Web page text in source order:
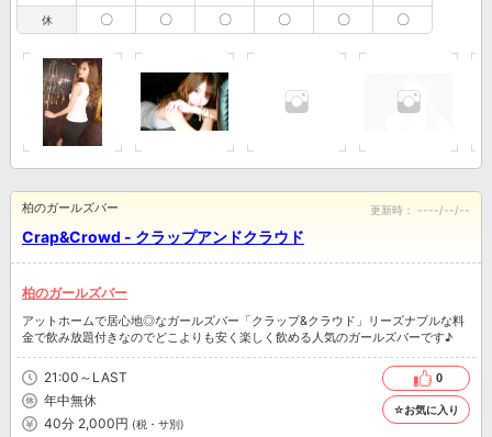
休 〇 〇 〇 〇 〇 〇
Crap&Crowd - クラップアンドクラウド
柏のガールズバー 更新時： ----/--/--
柏のガールズバー
アットホームで居心地◎なガールズバー「クラップ&クラウド」リーズナブルな料
金で飲み放題付きなのでどこよりも安く楽しく飲める人気のガールズバーです♪
21:00～LAST
年中無休
40分 2,000円 (税・サ別)
0
☆お気に入り